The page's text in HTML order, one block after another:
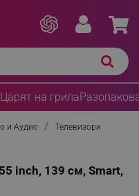
Царят на грила
и Аудио Телевизори
inch, 139 см, Smart,